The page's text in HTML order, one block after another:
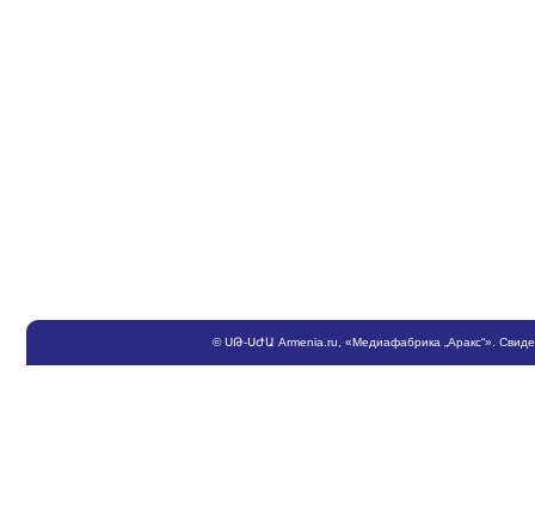
©ՍԹ-ՍԺԱ Armenia.ru , «Медиафабрика „Аракс“».